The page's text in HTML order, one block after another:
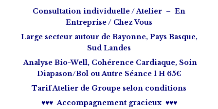
Consultation individuelle / Atelier – En
Entreprise / Chez Vous
Large secteur autour de Bayonne, Pays Basque,
Sud Landes
Analyse Bio-Well, Cohérence Cardiaque, Soin
Diapason/Bol ou Autre Séance 1 H 65€
Tarif Atelier de Groupe selon conditions
♥♥♥Accompagnement gracieux ♥♥♥